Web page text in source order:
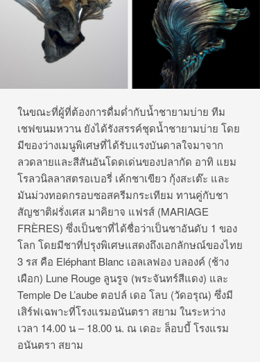
ในขณะที่ผู้ที่ต้องการดื่มด่ำกับน้ำชายามบ่าย ทีม
เชฟขนมหวาน ยังได้รังสรรค์ชุดน้ำชายามบ่าย โดย
มีของว่างเมนูพิเศษที่ได้รับแรงบันดาลใจมาจาก
ลวดลายและสีสันอันโดดเด่นของปลากัด อาทิ แยม
โรลวนิลลาสตรอเบอรี่ เค้กชาเขียว กุ้งสะเต๊ะ และ
มันม่วงทอดกรอบซอสครีมกระเทียม ทานคู่กับชา
สัญชาติฝรั่งเศส มาคิยาจ แฟรส์ (MARIAGE
FRÈRES) ซึ่งเป็นชาที่ได้ชื่อว่าเป็นชาอันดับ 1 ของ
โลก โดยมีชาที่ปรุงพิเศษแสดงถึงเอกลักษณ์ของไทย
3 รส คือ Eléphant Blanc เอลเลฟอง บลองค์ (ช้าง
เผือก) Lune Rouge ลูนรูจ (พระจันทร์สีแดง) และ
Temple De L’aube ตอปล์ เดอ โลบ (วัดอรุณ) ซึ่งมี
เสิร์ฟเฉพาะที่โรงแรมอนันตรา สยาม ในระหว่าง
เวลา 14.00 น – 18.00 น. ณ เดอะ ล็อบบี้ โรงแรม
อนันตรา สยาม